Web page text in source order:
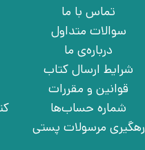
تماس با ما
سوالات متداول
درباره‌ی ما
شرایط ارسال کتاب
قوانین و مقررات
شماره حساب‌ها
رهگیری مرسولات پستی